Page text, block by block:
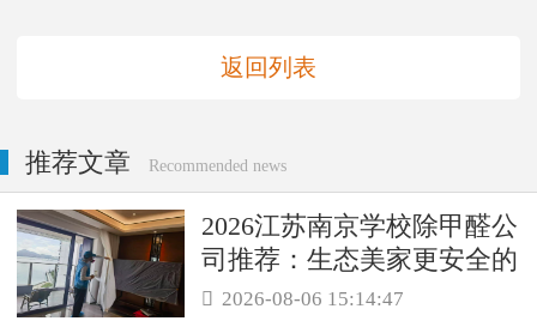
返回列表
推荐文章 Recommended news
2026江苏南京学校除甲醛公
司推荐：生态美家更安全的
母婴级治理服务！
 2026-08-06 15:14:47